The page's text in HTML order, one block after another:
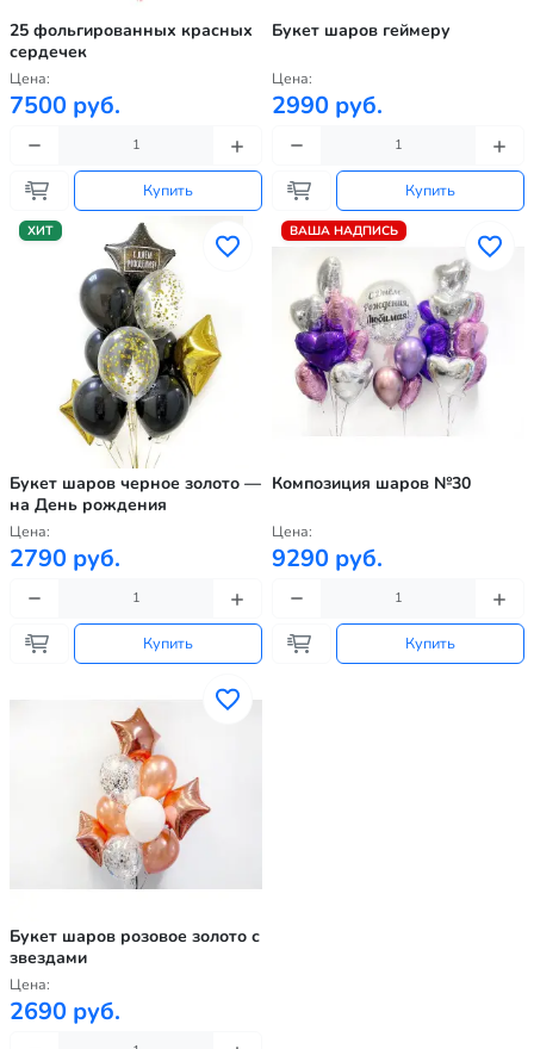
25 фольгированных красных
сердечек
Цена:
7500 руб.
Купить
Букет шаров геймеру
Цена:
2990 руб.
Купить
ХИТ
Букет шаров черное золото —
на День рождения
Цена:
2790 руб.
Купить
ВАША НАДПИСЬ
Композиция шаров №30
Цена:
9290 руб.
Купить
Букет шаров розовое золото с
звездами
Цена:
2690 руб.